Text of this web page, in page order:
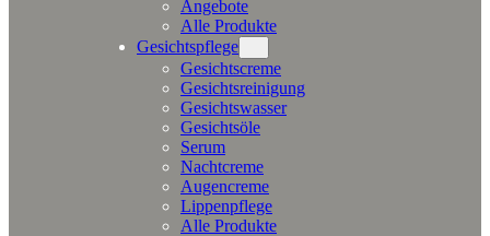
Angebote
Alle Produkte
Gesichtspflege
Gesichtscreme
Gesichtsreinigung
Gesichtswasser
Gesichtsöle
Serum
Nachtcreme
Augencreme
Lippenpflege
Alle Produkte